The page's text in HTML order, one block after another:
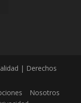
| Derechos
Nosotros